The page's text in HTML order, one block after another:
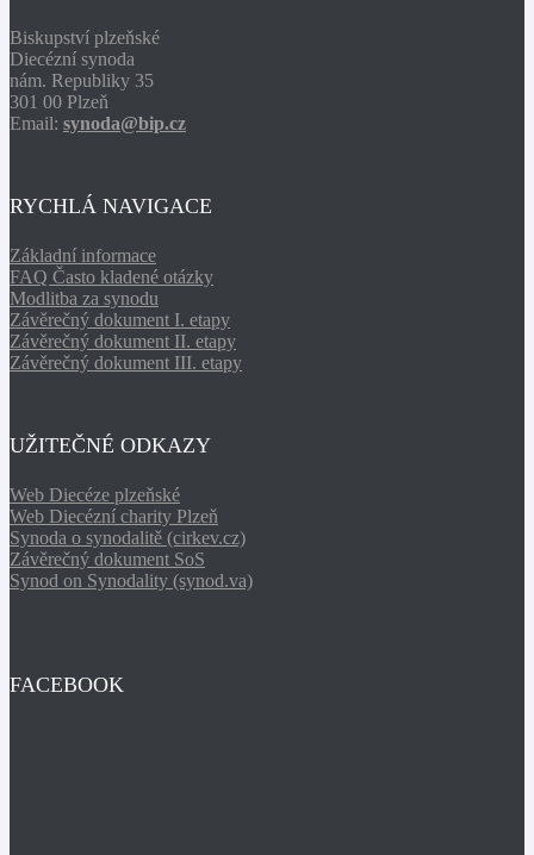
Biskupství plzeňské
Diecézní synoda
nám. Republiky 35
301 00 Plzeň
Email: synoda@bip.cz
RYCHLÁ NAVIGACE
Základní informace
FAQ Často kladené otázky
Modlitba za synodu
Závěrečný dokument I. etapy
Závěrečný dokument II. etapy
Závěrečný dokument III. etapy
UŽITEČNÉ ODKAZY
Web Diecéze plzeňské
Web Diecézní charity Plzeň
Synoda o synodalitě (cirkev.cz)
Závěrečný dokument SoS
Synod on Synodality (synod.va)
FACEBOOK